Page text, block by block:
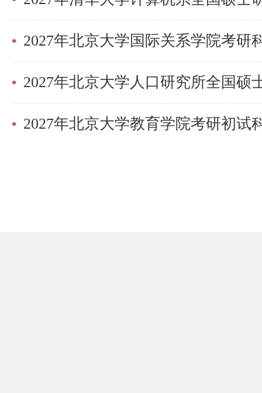
2027年北京大学国际关系学院考研
2027年北京大学教育学院考研初试